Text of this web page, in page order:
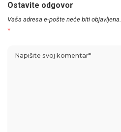
Ostavite odgovor
Vaša adresa e-pošte neće biti objavljena.
*